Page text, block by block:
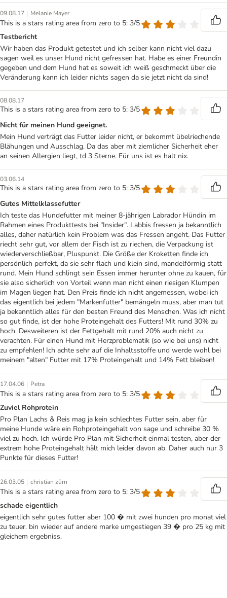
09.08.17 | Melanie Mayer
This is a stars rating area from zero to 5: 3/5
Testbericht
Wir haben das Produkt getestet und ich selber kann nicht viel dazu
sagen weil es unser Hund nicht gefressen hat. Habe es einer Freundin
gegeben und dem Hund hat es soweit ich weiß geschmeckt über die
Veränderung kann ich leider nichts sagen da sie jetzt nicht da sind!
08.08.17
This is a stars rating area from zero to 5: 3/5
Nicht für meinen Hund geeignet.
Mein Hund verträgt das Futter leider nicht, er bekommt übelriechende
Blähungen und Ausschlag. Da das aber mit ziemlicher Sicherheit eher
an seinen Allergien liegt, td 3 Sterne. Für uns ist es halt nix.
03.06.14
This is a stars rating area from zero to 5: 3/5
Gutes Mittelklassefutter
Ich teste das Hundefutter mit meiner 8-jährigen Labrador Hündin im
Rahmen eines Produkttests bei "Insider". Labbis fressen ja bekanntlich
alles, daher natürlich kein Problem was das Fressen angeht. Das Futter
riecht sehr gut, vor allem der Fisch ist zu riechen, die Verpackung ist
wiederverschließbar, Pluspunkt. Die Größe der Kroketten finde ich
persönlich perfekt, da sie sehr flach und klein sind, mandelförmig statt
rund. Mein Hund schlingt sein Essen immer herunter ohne zu kauen, für
sie also sicherlich von Vorteil wenn man nicht einen riesigen Klumpen
im Magen liegen hat. Den Preis finde ich nicht angemessen, wobei ich
das eigentlich bei jedem "Markenfutter" bemängeln muss, aber man tut
ja bekanntlich alles für den besten Freund des Menschen. Was ich nicht
so gut finde, ist der hohe Proteingehalt des Futters! Mit rund 30% zu
hoch. Desweiteren ist der Fettgehalt mit rund 20% auch nicht zu
verachten. Für einen Hund mit Herzproblematik (so wie bei uns) nicht
zu empfehlen! Ich achte sehr auf die Inhaltsstoffe und werde wohl bei
meinem "alten" Futter mit 17% Proteingehalt und 14% Fett bleiben!
17.04.06 | Petra
This is a stars rating area from zero to 5: 3/5
Zuviel Rohprotein
Pro Plan Lachs & Reis mag ja kein schlechtes Futter sein, aber für
meine Hunde wäre ein Rohproteingehalt von sage und schreibe 30 %
viel zu hoch. Ich würde Pro Plan mit Sicherheit einmal testen, aber der
extrem hohe Proteingehalt hält mich leider davon ab. Daher auch nur 3
Punkte für dieses Futter!
26.03.05 | christian zürn
This is a stars rating area from zero to 5: 3/5
schade eigentlich
eigentlich sehr gutes futter aber 100 � mit zwei hunden pro monat viel
zu teuer. bin wieder auf andere marke umgestiegen 39 � pro 25 kg mit
gleichem ergebniss.